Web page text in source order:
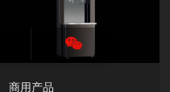
商用产品